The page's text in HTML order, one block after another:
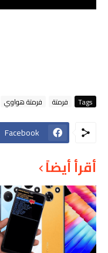
Tags فرمتة فرمتة هواوي
Facebook
أقرأ أيضاً